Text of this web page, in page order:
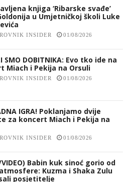
knjiga ‘Ribarske svađe’
u Umjetničkoj školi Luke
INSIDER 01/08/2026
SMO DOBITNIKA: Evo tko ide na
Miach i Pekija na Orsuli
INSIDER 01/08/2026
IGRA! Poklanjamo dvije
za koncert Miach i Pekija na
INSIDER 01/08/2026
VIDEO) Babin kuk sinoć gorio od
Kuzma i Shaka Zulu
posjetitelje